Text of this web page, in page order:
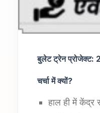
बुलेट ट्रेन प्रोजेक्ट:
चर्चा में क्यों?
हाल ही में केंद्र